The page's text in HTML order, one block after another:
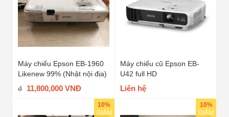
Máy chiếu Epson EB-1960
Likenew 99% (Nhật nội địa)
đ
11,800,000 VNĐ
Máy chiếu cũ Epson EB-
U42 full HD
Liên hệ
10%
GIẢM
10%
GIẢM